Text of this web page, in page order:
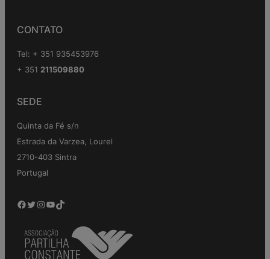
CONTATO
Tel: + 351 935453976
+ 351 211509880
SEDE
Quinta da Fé s/n
Estrada da Varzea, Lourel
2710-403 Sintra
Portugal
Facebook Twitter Instagram YouTube TikTok